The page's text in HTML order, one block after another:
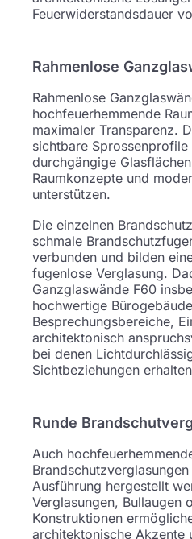
Feuerwiderstandsdauer
Rahmenlose
Rahmenlose
hochfeuerhemmende
maximaler Transparenz.
sichtbare Sprossenprofile
durchgängige
Raumkonzepte und
unterstützen.
Die einzelnen
schmale
verbunden und bilden
fugenlose Verglasung.
Ganzglaswände F60
hochwertige
Besprechungsbereiche,
architektonisch
bei denen
Sichtbeziehungen
Runde
Auch
Ausführung hergestellt
Verglasungen, Bullaugen
Konstruktionen
architektonische Akzente